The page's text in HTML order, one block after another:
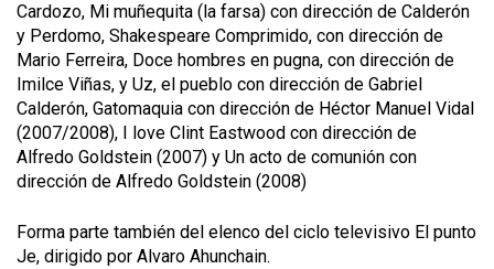
Cardozo, Mi muñequita (la farsa) con dirección de Calderón
y Perdomo, Shakespeare Comprimido, con dirección de
Mario Ferreira, Doce hombres en pugna, con dirección de
Imilce Viñas, y Uz, el pueblo con dirección de Gabriel
Calderón, Gatomaquia con dirección de Héctor Manuel Vidal
(2007/2008), I love Clint Eastwood con dirección de
Alfredo Goldstein (2007) y Un acto de comunión con
dirección de Alfredo Goldstein (2008)
Forma parte también del elenco del ciclo televisivo El punto
Je, dirigido por Alvaro Ahunchain.